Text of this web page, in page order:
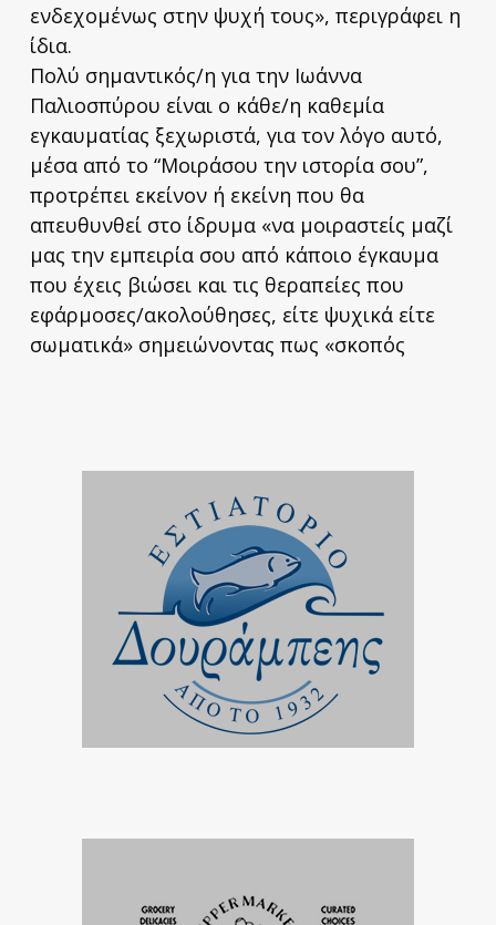
ενδεχομένως στην ψυχή τους», περιγράφει η
ίδια.
Πολύ σημαντικός/η για την Ιωάννα
Παλιοσπύρου είναι ο κάθε/η καθεμία
εγκαυματίας ξεχωριστά, για τον λόγο αυτό,
μέσα από το “Μοιράσου την ιστορία σου”,
προτρέπει εκείνον ή εκείνη που θα
απευθυνθεί στο ίδρυμα «να μοιραστείς μαζί
μας την εμπειρία σου από κάποιο έγκαυμα
που έχεις βιώσει και τις θεραπείες που
εφάρμοσες/ακολούθησες, είτε ψυχικά είτε
σωματικά» σημειώνοντας πως «σκοπός